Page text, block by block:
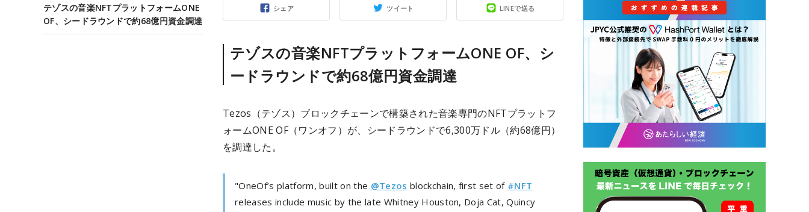
シェア ツイート LINEで送る
テゾスの音楽NFTプラットフォームONE OF、シ
ードラウンドで約68億円資金調達
Tezos（テゾス）ブロックチェーンで構築された音楽専門のNFTプラットフ
ォームONE OF（ワンオフ）が、シードラウンドで6,300万ドル（約68億円）
を調達した。
"OneOf’s platform, built on the @Tezos blockchain, first set of #NFT
releases include music by the late Whitney Houston, Doja Cat, Quincy
テゾスの音楽NFTプラットフォームONE
OF、シードラウンドで約68億円資金調達